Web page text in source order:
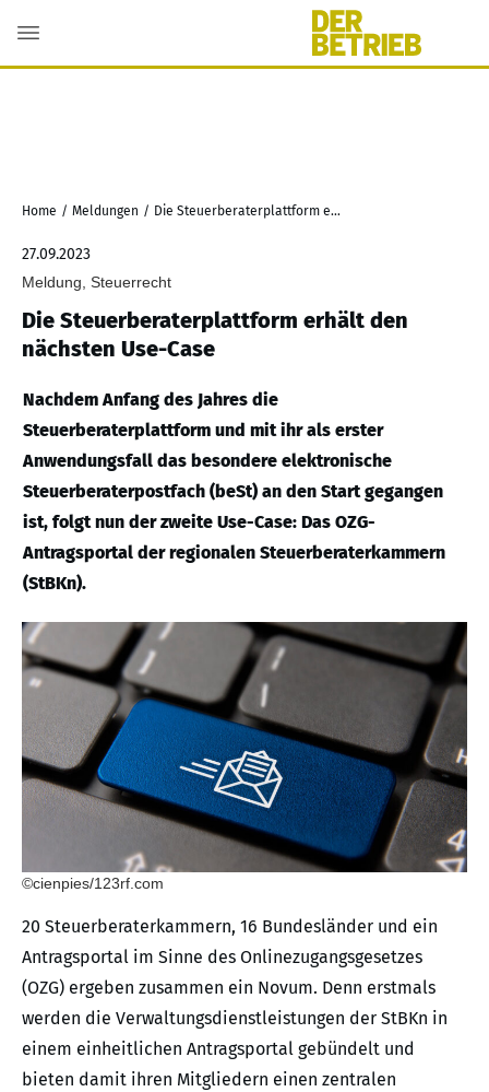
Home / Meldungen / Die Steuerberaterplattform erhält den nächsten Use-Case
27.09.2023
Meldung, Steuerrecht
Die Steuerberaterplattform erhält den
nächsten Use-Case
Nachdem Anfang des Jahres die
Steuerberaterplattform und mit ihr als erster
Anwendungsfall das besondere elektronische
Steuerberaterpostfach (beSt) an den Start gegangen
ist, folgt nun der zweite Use-Case: Das OZG-
Antragsportal der regionalen Steuerberaterkammern
(StBKn).
©cienpies/123rf.com
20 Steuerberaterkammern, 16 Bundesländer und ein
Antragsportal im Sinne des Onlinezugangsgesetzes
(OZG) ergeben zusammen ein Novum. Denn erstmals
werden die Verwaltungsdienstleistungen der StBKn in
einem einheitlichen Antragsportal gebündelt und
bieten damit ihren Mitgliedern einen zentralen